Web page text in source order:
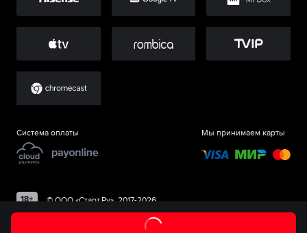
Система оплаты Мы принимаем карты
©ООО «Старт.Ру», 2017-2026